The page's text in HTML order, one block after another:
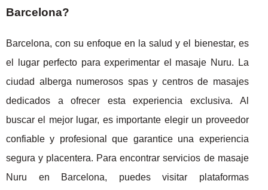
Barcelona?
Barcelona, con su enfoque en la salud y el bienestar, es
el lugar perfecto para experimentar el masaje Nuru. La
ciudad alberga numerosos spas y centros de masajes
dedicados a ofrecer esta experiencia exclusiva. Al
buscar el mejor lugar, es importante elegir un proveedor
confiable y profesional que garantice una experiencia
segura y placentera. Para encontrar servicios de masaje
Nuru en Barcelona, puedes visitar plataformas